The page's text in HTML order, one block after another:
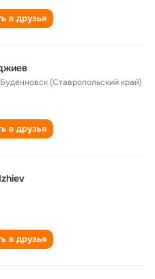
в друзья
Буденновск (Ставропольский край)
в друзья
в друзья